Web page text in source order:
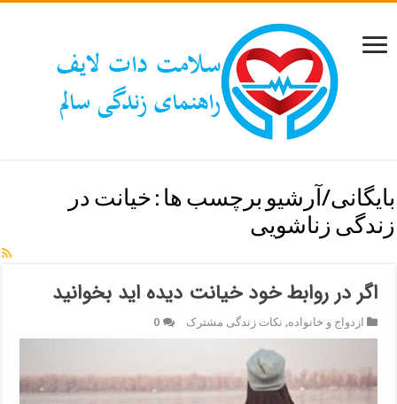
بایگانی/آرشیو برچسب ها : خیانت در
زندگی زناشویی
اگر در روابط خود خیانت دیده اید بخوانید
ازدواج و خانواده, نکات زندگی مشترک 0